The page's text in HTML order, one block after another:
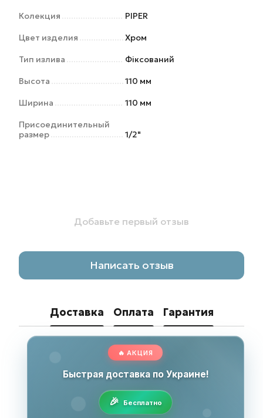
Колекция PIPER
Цвет изделия Хром
Тип излива Фіксований
Высота 110 мм
Ширина 110 мм
Присоединительный
размер
1/2"
Добавьте первый отзыв
Написать отзыв
Доставка Оплата Гарантия
🔥 АКЦИЯ
Быстрая доставка по Украине!
Бесплатно